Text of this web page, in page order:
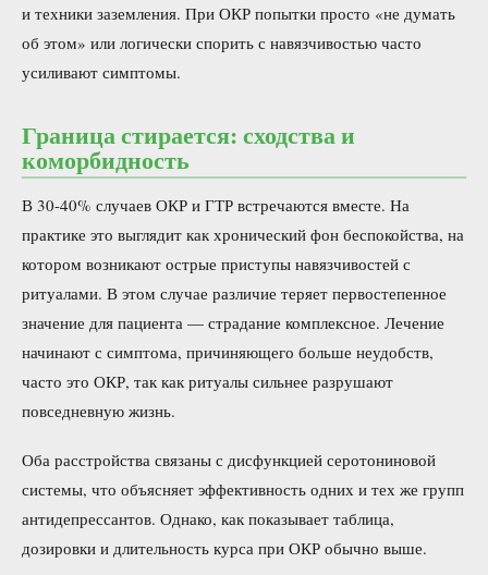
и техники заземления. При ОКР попытки просто «не думать
об этом» или логически спорить с навязчивостью часто
усиливают симптомы.
Граница стирается: сходства и
коморбидность
В 30-40% случаев ОКР и ГТР встречаются вместе. На
практике это выглядит как хронический фон беспокойства, на
котором возникают острые приступы навязчивостей с
ритуалами. В этом случае различие теряет первостепенное
значение для пациента — страдание комплексное. Лечение
начинают с симптома, причиняющего больше неудобств,
часто это ОКР, так как ритуалы сильнее разрушают
повседневную жизнь.
Оба расстройства связаны с дисфункцией серотониновой
системы, что объясняет эффективность одних и тех же групп
антидепрессантов. Однако, как показывает таблица,
дозировки и длительность курса при ОКР обычно выше.